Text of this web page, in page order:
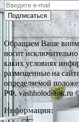
Подписаться
Обращаем Ваше
носит
каких условиях
размещенные на
определяемой
РФ. vashholodilnik.ru
Информация: